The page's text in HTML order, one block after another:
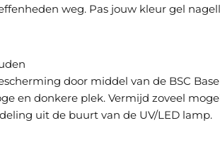
weg. Pas jouw kleur gel
door middel van de BSC
en donkere plek. Vermijd zoveel
uit de buurt van de UV/LED lamp.